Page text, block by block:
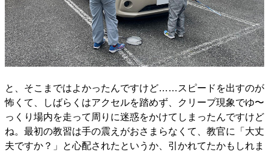
と、そこまではよかったんですけど……スピードを出すのが
怖くて、しばらくはアクセルを踏めず、クリープ現象でゆ〜
っくり場内を走って周りに迷惑をかけてしまったんですけど
ね。最初の教習は手の震えがおさまらなくて、教官に「大丈
夫ですか？」と心配されたというか、引かれてたかもしれま